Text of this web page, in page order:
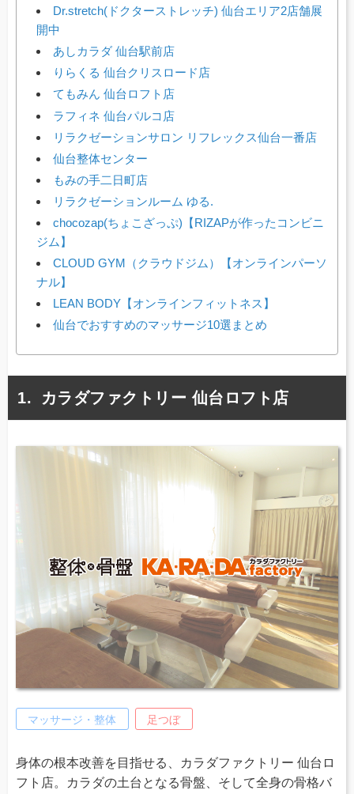
Dr.stretch(ドクターストレッチ) 仙台エリア2店舗展
開中
あしカラダ 仙台駅前店
りらくる 仙台クリスロード店
てもみん 仙台ロフト店
ラフィネ 仙台パルコ店
リラクゼーションサロン リフレックス仙台一番店
仙台整体センター
もみの手二日町店
リラクゼーションルーム ゆる.
chocozap(ちょこざっぷ)【RIZAPが作ったコンビニ
ジム】
CLOUD GYM（クラウドジム）【オンラインパーソ
ナル】
LEAN BODY【オンラインフィットネス】
仙台でおすすめのマッサージ10選まとめ
カラダファクトリー 仙台ロフト店
マッサージ・整体 足つぼ
身体の根本改善を目指せる、カラダファクトリー 仙台ロ
フト店。カラダの土台となる骨盤、そして全身の骨格バ